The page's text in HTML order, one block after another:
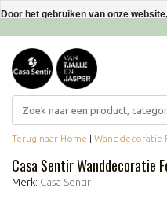
Interieurdecoraties
Terug naar Home | Wanddecoratie
Casa Sentir Wanddecoratie
Merk: Casa Sentir
Door het gebruiken van onze